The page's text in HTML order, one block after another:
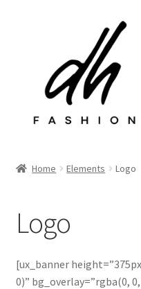
Kontakt
Home Elements Logo
Logo
[ux_banner
0)” bg_overlay=”rgba(0, 0,